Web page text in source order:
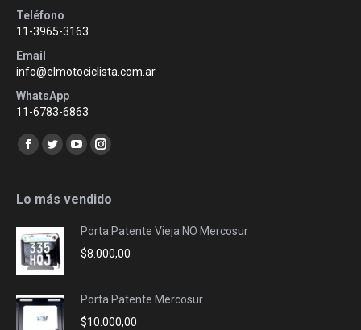
Teléfono
11-3965-3163
Email
info@elmotociclista.com.ar
WhatsApp
11-6783-6863
Encuéntranos en:
Facebook
opens
new
window
Twitter
opens
new
window
YouTube
opens
new
window
Instagram
opens
new
window
Lo más vendido
Porta Patente Vieja NO Mercosur
$8.000,00
Porta Patente Mercosur
$10.000,00